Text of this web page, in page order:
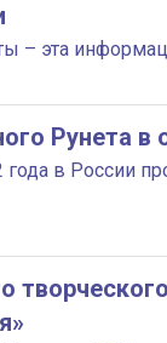
– эта
Рунета в
в России